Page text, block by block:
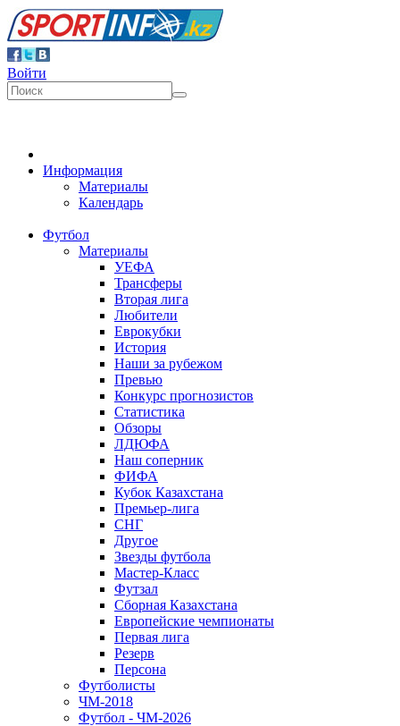
Войти
Информация
Материалы
Календарь
Футбол
Материалы
УЕФА
Трансферы
Вторая лига
Любители
Еврокубки
История
Наши за рубежом
Превью
Конкурс прогнозистов
Статистика
Обзоры
ЛДЮФА
Наш соперник
ФИФА
Кубок Казахстана
Премьер-лига
СНГ
Другое
Звезды футбола
Мастер-Класс
Футзал
Сборная Казахстана
Европейские чемпионаты
Первая лига
Резерв
Персона
Футболисты
ЧМ-2018
Футбол - ЧМ-2026